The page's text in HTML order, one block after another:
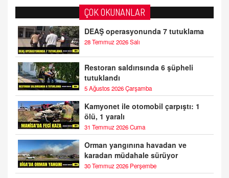
ÇOK OKUNANLAR
DEAŞ operasyonunda 7 tutuklama
28 Temmuz 2026 Salı
Restoran saldırısında 6 şüpheli
tutuklandı
5 Ağustos 2026 Çarşamba
Kamyonet ile otomobil çarpıştı: 1
ölü, 1 yaralı
31 Temmuz 2026 Cuma
Orman yangınına havadan ve
karadan müdahale sürüyor
30 Temmuz 2026 Perşembe